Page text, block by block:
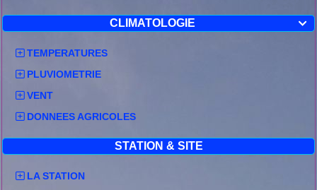

CLIMATOLOGIE
TEMPERATURES
PLUVIOMETRIE
VENT
DONNEES AGRICOLES
STATION & SITE
LA STATION